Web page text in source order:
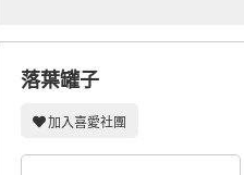
落葉罐子
加入喜愛社團